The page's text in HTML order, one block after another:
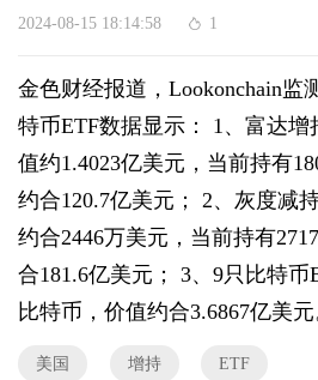
2024-08-15 18:14:58 1
金色财经报道，Lookonchain监
特币ETF数据显示： 1、富达增
值约1.4023亿美元，当前持有
约合120.7亿美元； 2、灰度减
约合2446万美元，当前持有
合181.6亿美元； 3、9只比特币
比特币，价值约合3.6867亿美元
美国 增持 ETF